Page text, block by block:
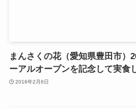
まんさくの花（愛知県豊田市）
ーアルオープンを記念して実食
2016年2月6日